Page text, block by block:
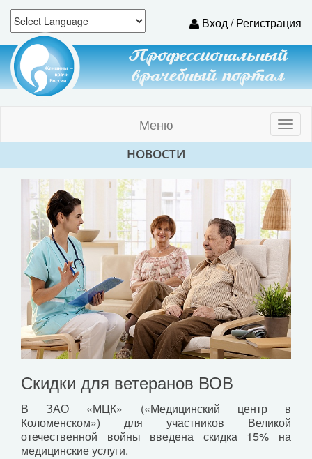
Вход / Регистрация
Профессиональный
врачебный портал
Меню
НОВОСТИ
Скидки для ветеранов ВОВ
В ЗАО «МЦК» («Медицинский центр в
Коломенском») для участников Великой
отечественной войны введена скидка 15% на
медицинские услуги.